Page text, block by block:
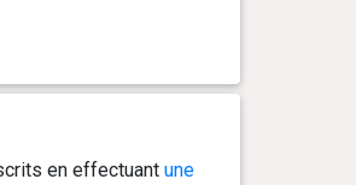
en effectuant une